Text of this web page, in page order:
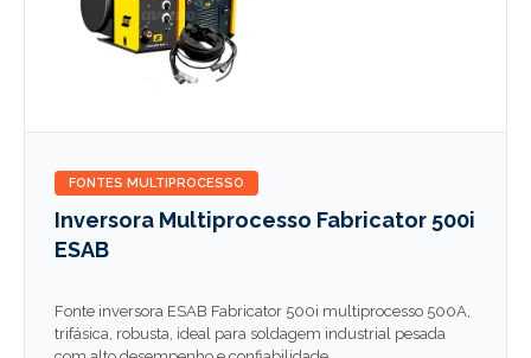
FONTES MULTIPROCESSO
Inversora Multiprocesso Fabricator 500i
ESAB
Fonte inversora ESAB Fabricator 500i multiprocesso 500A,
trifásica, robusta, ideal para soldagem industrial pesada